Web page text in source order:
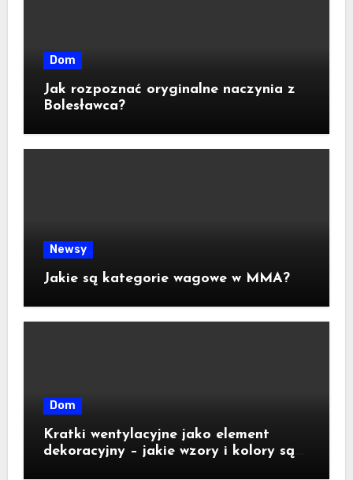
Dom
Jak rozpoznać oryginalne naczynia z
Bolesławca?
Newsy
Jakie są kategorie wagowe w MMA?
Dom
Kratki wentylacyjne jako element
dekoracyjny – jakie wzory i kolory są